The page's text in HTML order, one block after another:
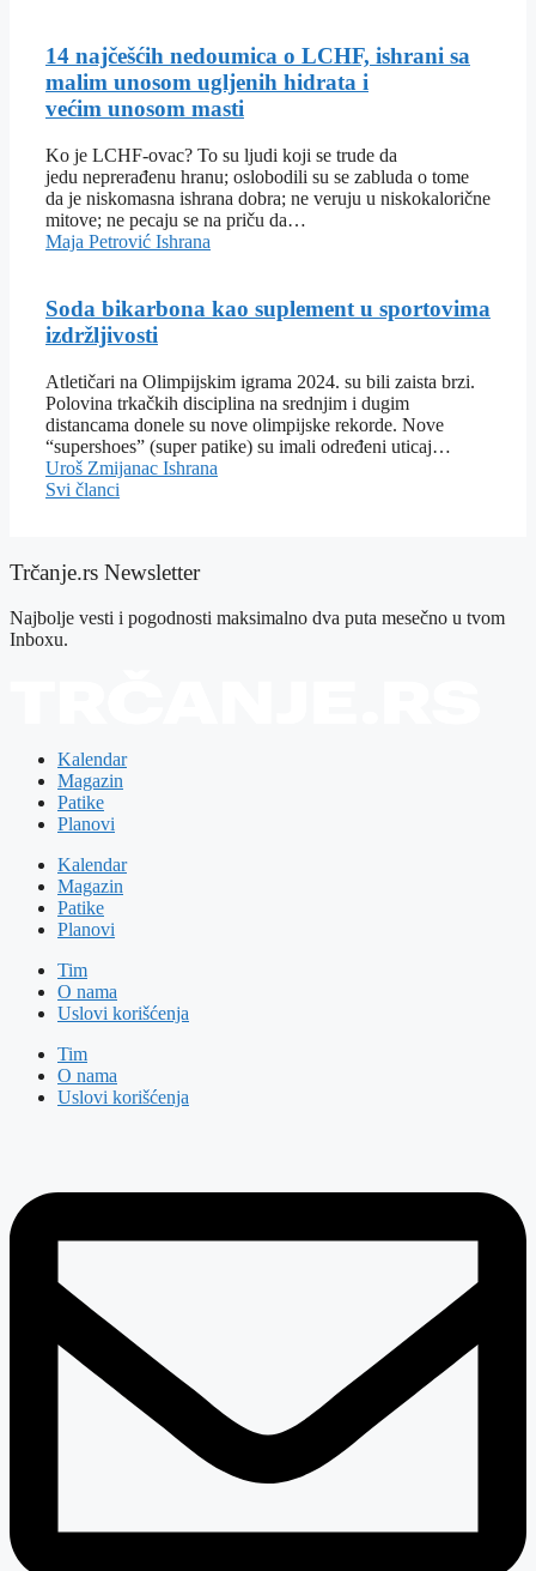
14 najčešćih nedoumica o LCHF, ishrani sa
malim unosom ugljenih hidrata i
većim unosom masti
Ko je LCHF-ovac? To su ljudi koji se trude da
jedu neprerađenu hranu; oslobodili su se zabluda o tome
da je niskomasna ishrana dobra; ne veruju u niskokalorične
mitove; ne pecaju se na priču da…
Maja Petrović Ishrana
Soda bikarbona kao suplement u sportovima
izdržljivosti
Atletičari na Olimpijskim igrama 2024. su bili zaista brzi.
Polovina trkačkih disciplina na srednjim i dugim
distancama donele su nove olimpijske rekorde. Nove
“supershoes” (super patike) su imali određeni uticaj…
Uroš Zmijanac Ishrana
Svi članci
Trčanje.rs Newsletter
Najbolje vesti i pogodnosti maksimalno dva puta mesečno u tvom
Inboxu.
Kalendar
Magazin
Patike
Planovi
Kalendar
Magazin
Patike
Planovi
Tim
O nama
Uslovi korišćenja
Tim
O nama
Uslovi korišćenja